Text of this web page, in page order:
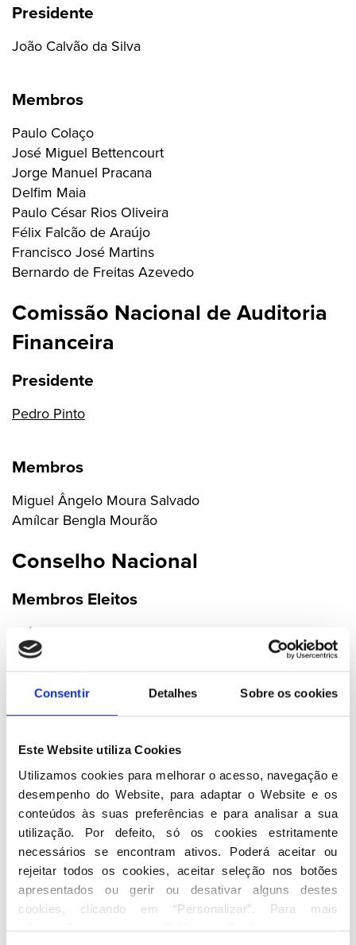
Consentir Detalhes Sobre os cookies
Este Website utiliza Cookies
Utilizamos cookies para melhorar o acesso, navegação e
desempenho do Website, para adaptar o Website e os
conteúdos às suas preferências e para analisar a sua
utilização. Por defeito, só os cookies estritamente
necessários se encontram ativos. Poderá aceitar ou
rejeitar todos os cookies, aceitar seleção nos botões
apresentados ou gerir ou desativar alguns destes
cookies, clicando em “Personalizar”. Para mais
Presidente
João Calvão da Silva
Membros
Paulo Colaço
José Miguel Bettencourt
Jorge Manuel Pracana
Delfim Maia
Paulo César Rios Oliveira
Félix Falcão de Araújo
Francisco José Martins
Bernardo de Freitas Azevedo
Comissão Nacional de Auditoria
Financeira
Presidente
Pedro Pinto
Membros
Miguel Ângelo Moura Salvado
Amílcar Bengla Mourão
Conselho Nacional
Membros Eleitos
Luís Marques Guedes
Ricardo Rio
Aires Pereira
João Moura
Cancela Moura
Vítor Manuel Silva Martins
Luís Rodrigues
Cláudia Monteiro Aguiar
Rodrigo Gonçalves Silva
Teófilo Araújo dos Santos
Nuno Oliveira Carvalho
Luís Filipe Soromenho Gomes
Amílcar Castro de Almeida
Alexandre Barros da Cunha
Jorge Nuno de Sá